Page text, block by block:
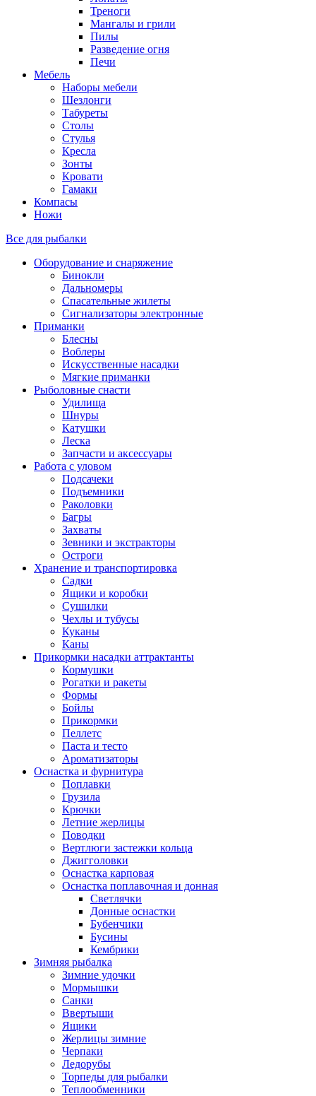
Треноги
Мангалы и грили
Пилы
Разведение огня
Печи
Мебель
Наборы мебели
Шезлонги
Табуреты
Столы
Стулья
Кресла
Зонты
Кровати
Гамаки
Компасы
Ножи
Все для рыбалки
Оборудование и снаряжение
Бинокли
Дальномеры
Спасательные жилеты
Сигнализаторы электронные
Приманки
Блесны
Воблеры
Искусственные насадки
Мягкие приманки
Рыболовные снасти
Удилища
Шнуры
Катушки
Леска
Запчасти и аксессуары
Работа с уловом
Подсачеки
Подъемники
Раколовки
Багры
Захваты
Зевники и экстракторы
Остроги
Хранение и транспортировка
Садки
Ящики и коробки
Сушилки
Чехлы и тубусы
Куканы
Каны
Прикормки насадки аттрактанты
Кормушки
Рогатки и ракеты
Формы
Бойлы
Прикормки
Пеллетс
Паста и тесто
Ароматизаторы
Оснастка и фурнитура
Поплавки
Грузила
Крючки
Летние жерлицы
Поводки
Вертлюги застежки кольца
Джигголовки
Оснастка карповая
Оснастка поплавочная и донная
Светлячки
Донные оснастки
Бубенчики
Бусины
Кембрики
Зимняя рыбалка
Зимние удочки
Мормышки
Санки
Ввертыши
Ящики
Жерлицы зимние
Черпаки
Ледорубы
Торпеды для рыбалки
Теплообменники